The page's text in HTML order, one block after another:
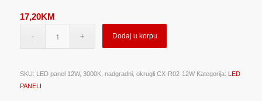
17,20KM
Dodaj u korpu
SKU: LED panel 12W, 3000K, nadgradni, okrugli CX-R02-12W Kategorija: LED
PANELI